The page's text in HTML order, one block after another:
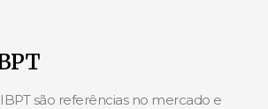
são referências no mercado e